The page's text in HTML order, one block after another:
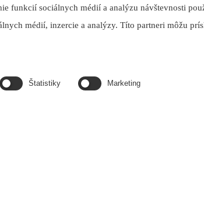
funkcií sociálnych médií a analýzu návštevnosti
médií, inzercie a analýzy. Títo partneri môžu
Štatistiky Marketing